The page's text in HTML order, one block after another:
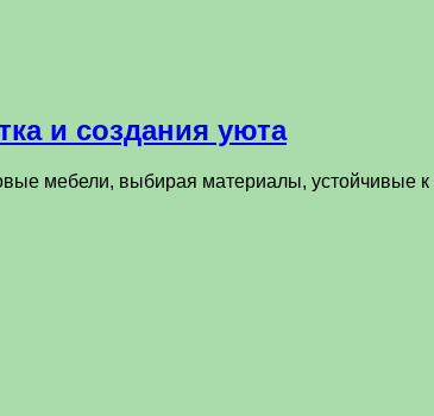
и создания уюта
мебели, выбирая материалы, устойчивые к